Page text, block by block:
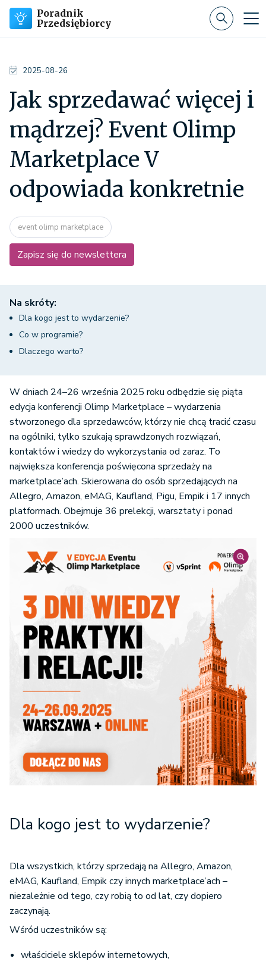
Poradnik
Przedsiębiorcy
2025-08-26
Jak sprzedawać więcej i
mądrzej? Event Olimp
Marketplace V
odpowiada konkretnie
event olimp marketplace
Zapisz się do newslettera
Na skróty:
Dla kogo jest to wydarzenie?
Co w programie?
Dlaczego warto?
W dniach 24–26 września 2025 roku odbędzie się piąta
edycja konferencji Olimp Marketplace – wydarzenia
stworzonego dla sprzedawców, którzy nie chcą tracić czasu
na ogólniki, tylko szukają sprawdzonych rozwiązań,
kontaktów i wiedzy do wykorzystania od zaraz. To
największa konferencja poświęcona sprzedaży na
marketplace’ach. Skierowana do osób sprzedających na
Allegro, Amazon, eMAG, Kaufland, Pigu, Empik i 17 innych
platformach. Obejmuje 36 prelekcji, warsztaty i ponad
2000 uczestników.
Dla kogo jest to wydarzenie?
Dla wszystkich, którzy sprzedają na Allegro, Amazon,
eMAG, Kaufland, Empik czy innych marketplace’ach –
niezależnie od tego, czy robią to od lat, czy dopiero
zaczynają.
Wśród uczestników są:
właściciele sklepów internetowych,